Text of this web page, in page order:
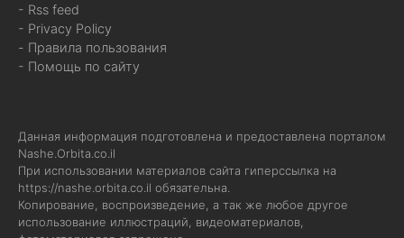
- Rss feed
- Privacy Policy
- Правила пользования
- Помощь по сайту
Данная информация подготовлена и предоставлена порталом
Nashe.Orbita.co.il
При использовании материалов сайта гиперссылка на
https://nashe.orbita.co.il обязательна.
Копирование, воспроизведение, а так же любое другое
использование иллюстраций, видеоматериалов,